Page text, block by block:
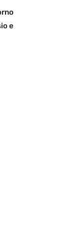
e